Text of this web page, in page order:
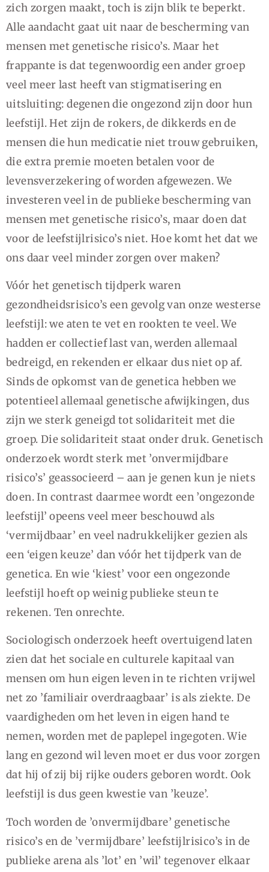
zich zorgen maakt, toch is zijn blik te beperkt.
Alle aandacht gaat uit naar de bescherming van
mensen met genetische risico’s. Maar het
frappante is dat tegenwoordig een ander groep
veel meer last heeft van stigmatisering en
uitsluiting: degenen die ongezond zijn door hun
leefstijl. Het zijn de rokers, de dikkerds en de
mensen die hun medicatie niet trouw gebruiken,
die extra premie moeten betalen voor de
levensverzekering of worden afgewezen. We
investeren veel in de publieke bescherming van
mensen met genetische risico’s, maar doen dat
voor de leefstijlrisico’s niet. Hoe komt het dat we
ons daar veel minder zorgen over maken?
Vóór het genetisch tijdperk waren
gezondheidsrisico’s een gevolg van onze westerse
leefstijl: we aten te vet en rookten te veel. We
hadden er collectief last van, werden allemaal
bedreigd, en rekenden er elkaar dus niet op af.
Sinds de opkomst van de genetica hebben we
potentieel allemaal genetische afwijkingen, dus
zijn we sterk geneigd tot solidariteit met die
groep. Die solidariteit staat onder druk. Genetisch
onderzoek wordt sterk met ’onvermijdbare
risico’s’ geassocieerd – aan je genen kun je niets
doen. In contrast daarmee wordt een ’ongezonde
leefstijl’ opeens veel meer beschouwd als
‘vermijdbaar’ en veel nadrukkelijker gezien als
een ‘eigen keuze’ dan vóór het tijdperk van de
genetica. En wie ‘kiest’ voor een ongezonde
leefstijl hoeft op weinig publieke steun te
rekenen. Ten onrechte.
Sociologisch onderzoek heeft overtuigend laten
zien dat het sociale en culturele kapitaal van
mensen om hun eigen leven in te richten vrijwel
net zo ’familiair overdraagbaar’ is als ziekte. De
vaardigheden om het leven in eigen hand te
nemen, worden met de paplepel ingegoten. Wie
lang en gezond wil leven moet er dus voor zorgen
dat hij of zij bij rijke ouders geboren wordt. Ook
leefstijl is dus geen kwestie van ’keuze’.
Toch worden de ’onvermijdbare’ genetische
risico’s en de ’vermijdbare’ leefstijlrisico’s in de
publieke arena als ’lot’ en ’wil’ tegenover elkaar